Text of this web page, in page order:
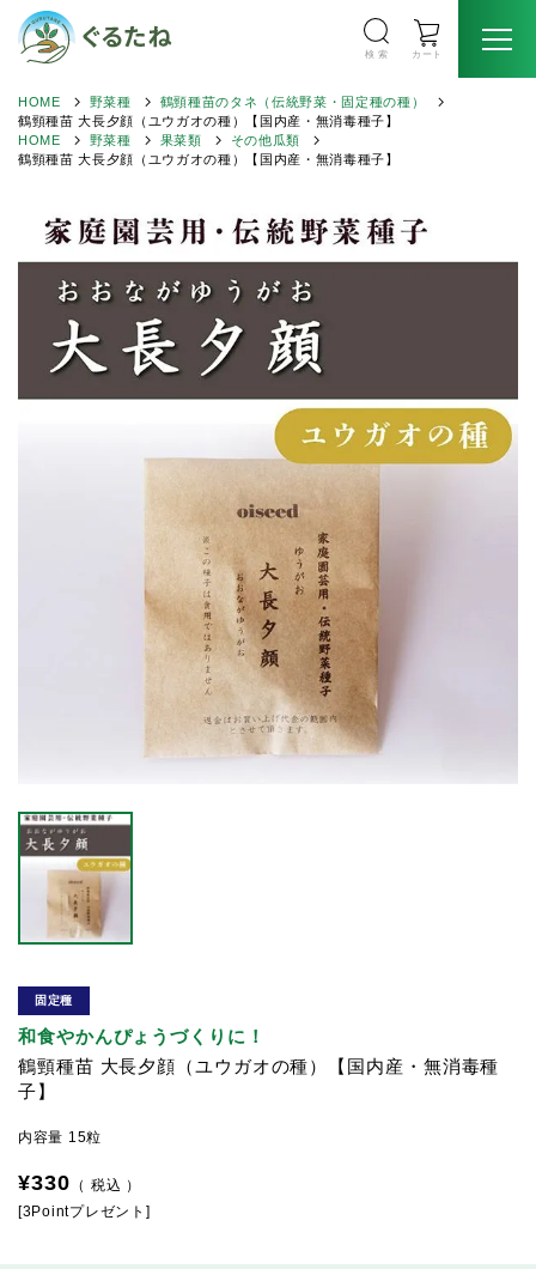
検 索 カート
HOME 野菜種
鶴頸種苗のタネ（伝統野菜・固定種の種）
鶴頸種苗 大長夕顔（ユウガオの種）【国内産・無消毒種子】
HOME
野菜種 果菜類
その他瓜類
鶴頸種苗 大長夕顔（ユウガオの種）【国内産・無消毒種子】
固定種
和食やかんぴょうづくりに！
鶴頸種苗 大長夕顔（ユウガオの種）【国内産・無消毒種
子】
内容量 15粒
¥330
税込
[3Pointプレゼント]